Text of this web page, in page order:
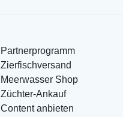
Partnerprogramm
Zierfischversand
Meerwasser Shop
Züchter-Ankauf
Content anbieten